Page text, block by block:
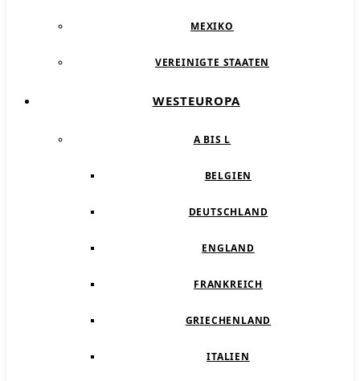
MEXIKO
VEREINIGTE STAATEN
WESTEUROPA
A BIS L
BELGIEN
DEUTSCHLAND
ENGLAND
FRANKREICH
GRIECHENLAND
ITALIEN